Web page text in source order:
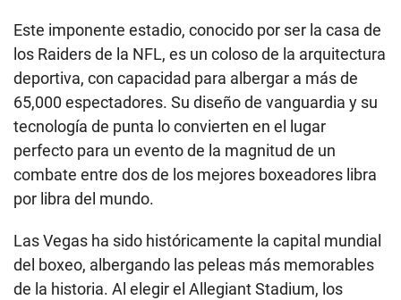
Este imponente estadio, conocido por ser la casa de
los Raiders de la NFL, es un coloso de la arquitectura
deportiva, con capacidad para albergar a más de
65,000 espectadores. Su diseño de vanguardia y su
tecnología de punta lo convierten en el lugar
perfecto para un evento de la magnitud de un
combate entre dos de los mejores boxeadores libra
por libra del mundo.
Las Vegas ha sido históricamente la capital mundial
del boxeo, albergando las peleas más memorables
de la historia. Al elegir el Allegiant Stadium, los